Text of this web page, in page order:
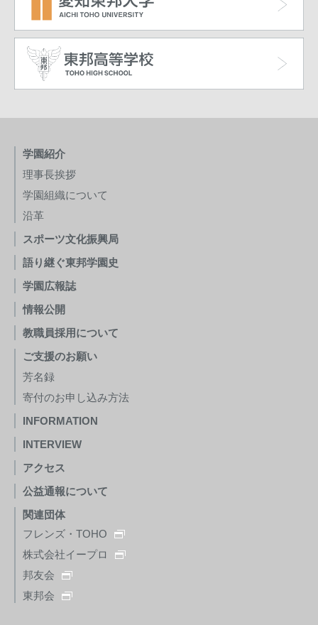
学園紹介
理事長挨拶
学園組織について
沿革
スポーツ文化振興局
語り継ぐ東邦学園史
学園広報誌
情報公開
教職員採用について
ご支援のお願い
芳名録
寄付のお申し込み方法
INFORMATION
INTERVIEW
アクセス
公益通報について
関連団体
フレンズ・TOHO
株式会社イープロ
邦友会
東邦会